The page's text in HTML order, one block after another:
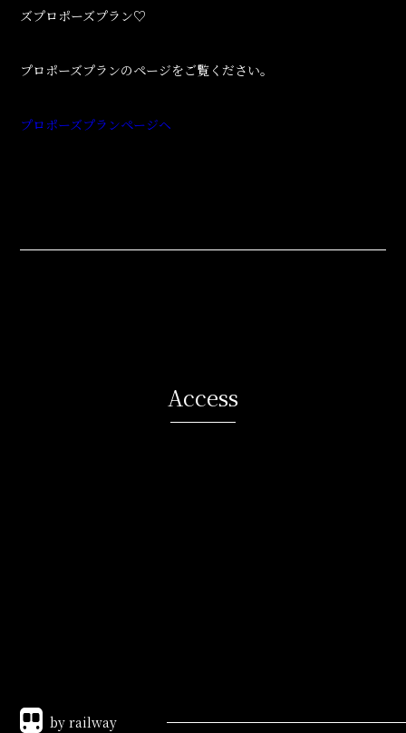
ズプロポーズプラン♡
プロポーズプランのページをご覧ください。
プロポーズプランページヘ
Access
by railway